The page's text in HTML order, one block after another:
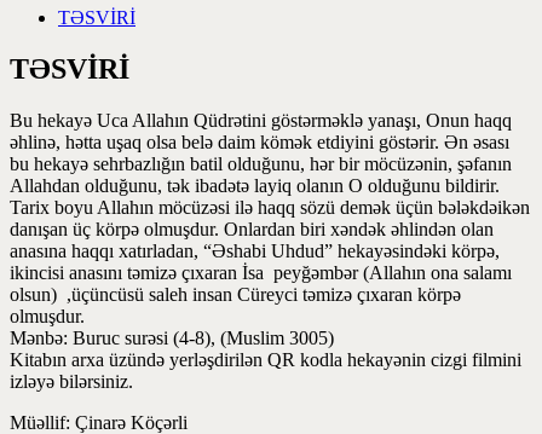
TƏSVİRİ
TƏSVİRİ
Bu hekayə Uca Allahın Qüdrətini göstərməklə yanaşı, Onun haqq
əhlinə, hətta uşaq olsa belə daim kömək etdiyini göstərir. Ən əsası
bu hekayə sehrbazlığın batil olduğunu, hər bir möcüzənin, şəfanın
Allahdan olduğunu, tək ibadətə layiq olanın O olduğunu bildirir.
Tarix boyu Allahın möcüzəsi ilə haqq sözü demək üçün bələkdəikən
danışan üç körpə olmuşdur. Onlardan biri xəndək əhlindən olan
anasına haqqı xatırladan, “Əshabi Uhdud” hekayəsindəki körpə,
ikincisi anasını təmizə çıxaran İsa peyğəmbər (Allahın ona salamı
olsun) ,üçüncüsü saleh insan Cüreyci təmizə çıxaran körpə
olmuşdur.
Mənbə: Buruc surəsi (4-8), (Muslim 3005)
Kitabın arxa üzündə yerləşdirilən QR kodla hekayənin cizgi filmini
izləyə bilərsiniz.
Müəllif: Çinarə Köçərli